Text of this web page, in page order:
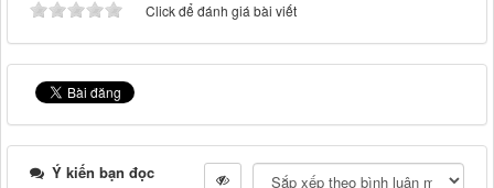
Click để đánh giá bài viết
Ý kiến bạn đọc